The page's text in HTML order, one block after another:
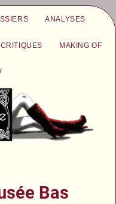
ANALYSES
CRITIQUES MAKING OF
Bas